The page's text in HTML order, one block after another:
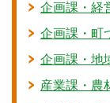
企画課・経
企画課・町
企画課・地
産業課・農